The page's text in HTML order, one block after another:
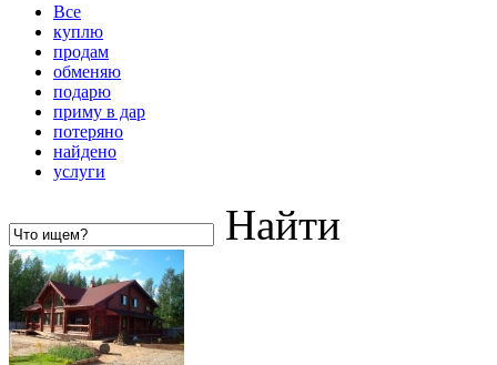
Все
куплю
продам
обменяю
подарю
приму в дар
потеряно
найдено
услуги
Найти